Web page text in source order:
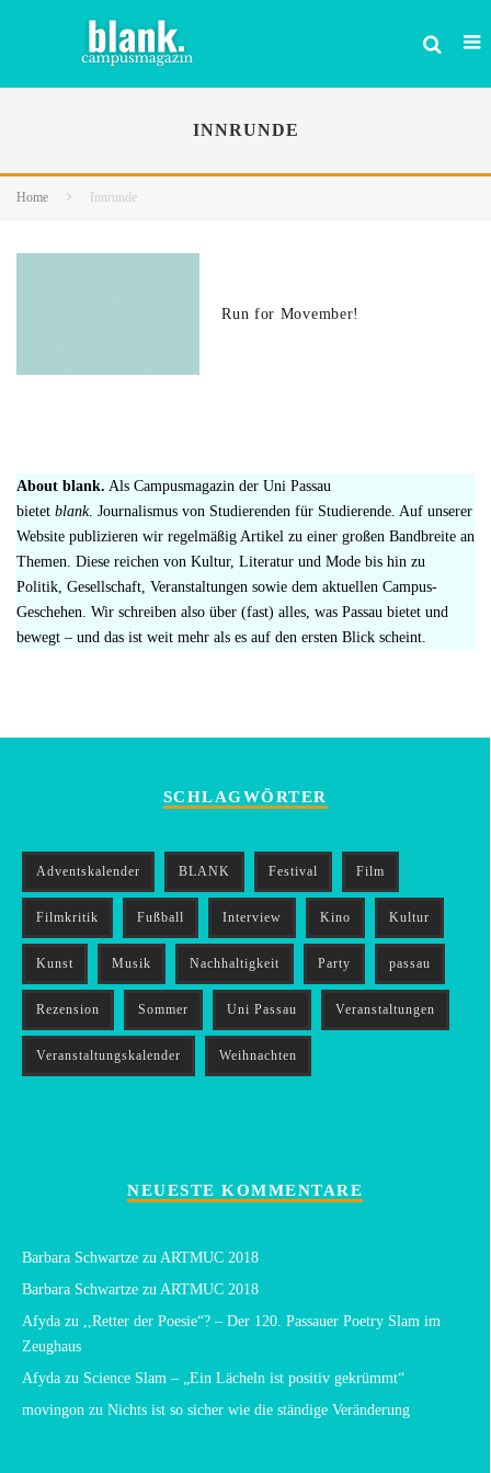
INNRUNDE
Home Innrunde
Run for Movember!
About blank. Als Campusmagazin der Uni Passau
bietet blank. Journalismus von Studierenden für Studierende. Auf unserer
Website publizieren wir regelmäßig Artikel zu einer großen Bandbreite an
Themen. Diese reichen von Kultur, Literatur und Mode bis hin zu
Politik, Gesellschaft, Veranstaltungen sowie dem aktuellen Campus-
Geschehen. Wir schreiben also über (fast) alles, was Passau bietet und
bewegt – und das ist weit mehr als es auf den ersten Blick scheint.
SCHLAGWÖRTER
Adventskalender BLANK Festival Film
Filmkritik Fußball Interview Kino Kultur
Kunst Musik Nachhaltigkeit Party passau
Rezension Sommer Uni Passau Veranstaltungen
Veranstaltungskalender Weihnachten
NEUESTE KOMMENTARE
Barbara Schwartze zu ARTMUC 2018
Barbara Schwartze zu ARTMUC 2018
Afyda zu ,,Retter der Poesie“? – Der 120. Passauer Poetry Slam im
Zeughaus
Afyda zu Science Slam – „Ein Lächeln ist positiv gekrümmt“
movingon zu Nichts ist so sicher wie die ständige Veränderung